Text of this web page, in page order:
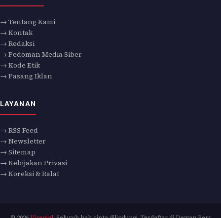
→ Tentang Kami
→ Kontak
→ Redaksi
→ Pedoman Media Siber
→ Kode Etik
→ Pasang Iklan
LAYANAN
→ RSS Feed
→ Newsletter
→ Sitemap
→ Kebijakan Privasi
→ Koreksi & Ralat